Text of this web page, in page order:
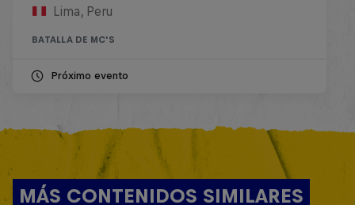
Lima, Peru
BATALLA DE MC'S
Próximo evento
MÁS CONTENIDOS SIMILARES